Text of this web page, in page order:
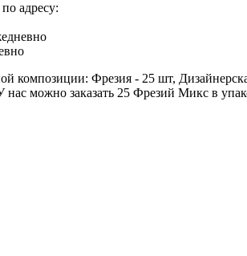
адресу:
композиции: Фрезия - 25 шт,
можно заказать 25 Фрезий Микс в